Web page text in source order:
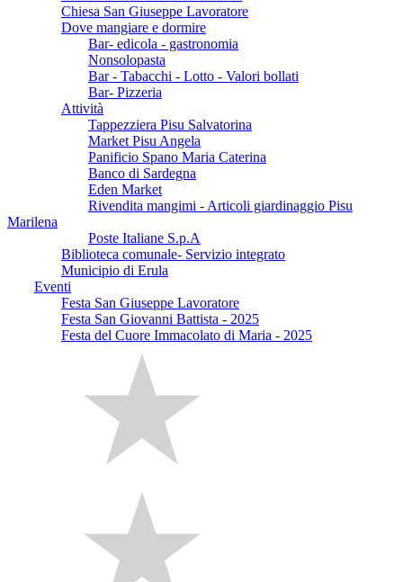
Chiesa San Giuseppe Lavoratore
Dove mangiare e dormire
Bar- edicola - gastronomia
Nonsolopasta
Bar - Tabacchi - Lotto - Valori bollati
Bar- Pizzeria
Attività
Tappezziera Pisu Salvatorina
Market Pisu Angela
Panificio Spano Maria Caterina
Banco di Sardegna
Eden Market
Rivendita mangimi - Articoli giardinaggio Pisu
Marilena
Poste Italiane S.p.A
Biblioteca comunale- Servizio integrato
Municipio di Erula
Eventi
Festa San Giuseppe Lavoratore
Festa San Giovanni Battista - 2025
Festa del Cuore Immacolato di Maria - 2025